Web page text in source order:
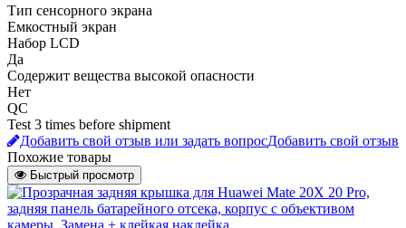
Тип сенсорного экрана
Емкостный экран
Набор LCD
Да
Содержит вещества высокой опасности
Нет
QC
Test 3 times before shipment
Добавить свой отзыв или задать вопросДобавить свой отзыв
Похожие товары
Быстрый просмотр